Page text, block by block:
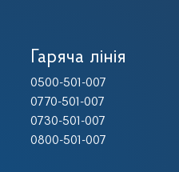
Гаряча лінія
0500-501-007
0770-501-007
0730-501-007
0800-501-007